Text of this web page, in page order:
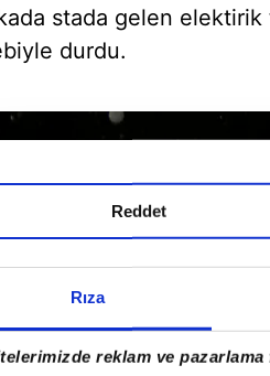
Rıza
reklam ve
Reddet
stada gelen elektirik
durdu.